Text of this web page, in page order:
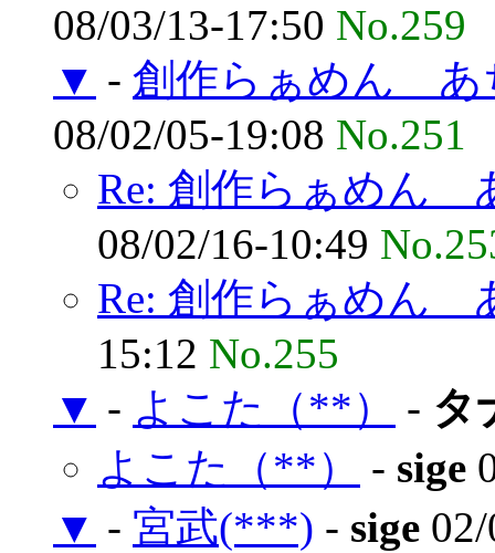
08/03/13-17:50 No.259
▼ - 創作らぁめん
08/02/05-19:08 No.251
Re: 創作らぁめん
08/02/16-10:49
Re: 創作らぁめん
15:12 No.255
▼ - よこた（**） - タ
よこた（**）
- sige
▼ - 宮武(***) - sige